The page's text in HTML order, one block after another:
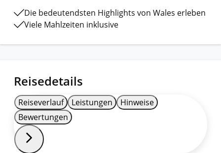
Die bedeutendsten Highlights von Wales erleben
Viele Mahlzeiten inklusive
Reisedetails
Reiseverlauf Leistungen
Hinweise
Bewertungen